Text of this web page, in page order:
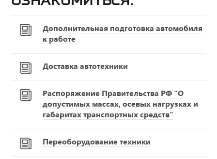
Дополнительная подготовка автомобиля
к работе
Доставка автотехники
Распоряжение Правительства РФ "О
допустимых массах, осевых нагрузках и
габаритах транспортных средств"
Переоборудование техники